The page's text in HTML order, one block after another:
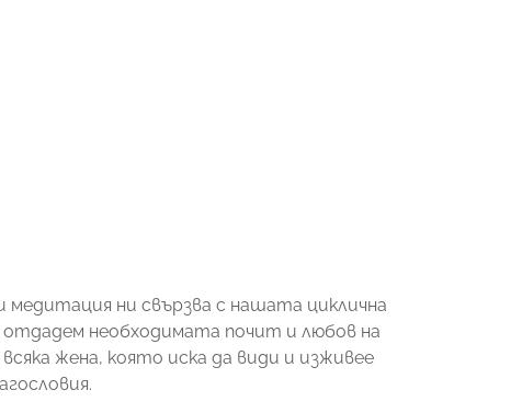
медитация ни свързва с нашата циклична
отдадем необходимата почит и любов на
жена, която иска да види и изживее